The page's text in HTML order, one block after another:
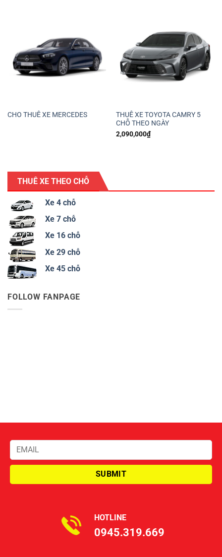
CHO THUÊ XE MERCEDES
THUÊ XE TOYOTA CAMRY 5
CHỖ THEO NGÀY
2,090,000₫
THUÊ XE THEO CHỖ
Xe 4 chỗ
Xe 7 chỗ
Xe 16 chỗ
Xe 29 chỗ
Xe 45 chỗ
FOLLOW FANPAGE
HOTLINE
0945.319.669